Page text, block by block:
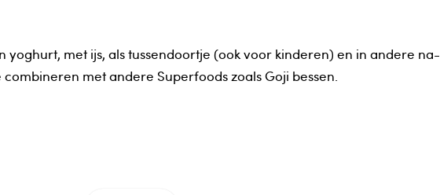
yoghurt, met ijs, als tussendoortje (ook voor kinderen) en in andere na-
met andere Superfoods zoals Goji bessen.